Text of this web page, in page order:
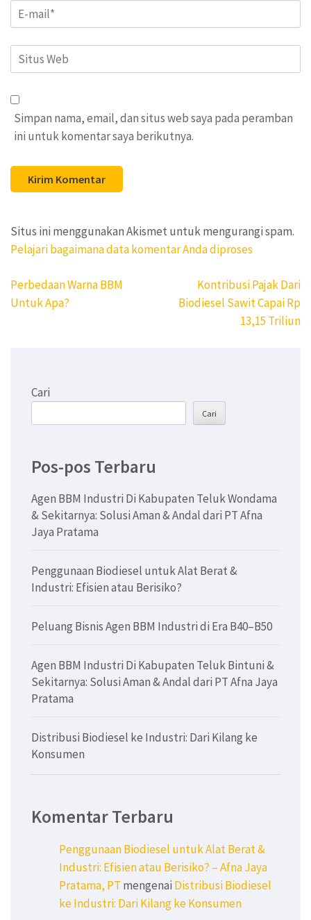
Email*
Situs
Web
Simpan nama, email, dan situs web saya pada peramban
ini untuk komentar saya berikutnya.
Situs ini menggunakan Akismet untuk mengurangi spam.
Pelajari bagaimana data komentar Anda diproses
Navigasi
pos
Perbedaan Warna BBM
Untuk Apa?
Kontribusi Pajak Dari
Biodiesel Sawit Capai Rp
13,15 Triliun
Cari
Cari
Pos-pos Terbaru
Agen BBM Industri Di Kabupaten Teluk Wondama
& Sekitarnya: Solusi Aman & Andal dari PT Afna
Jaya Pratama
Penggunaan Biodiesel untuk Alat Berat &
Industri: Efisien atau Berisiko?
Peluang Bisnis Agen BBM Industri di Era B40–B50
Agen BBM Industri Di Kabupaten Teluk Bintuni &
Sekitarnya: Solusi Aman & Andal dari PT Afna Jaya
Pratama
Distribusi Biodiesel ke Industri: Dari Kilang ke
Konsumen
Komentar Terbaru
Penggunaan Biodiesel untuk Alat Berat &
Industri: Efisien atau Berisiko? – Afna Jaya
Pratama, PT mengenai Distribusi Biodiesel
ke Industri: Dari Kilang ke Konsumen